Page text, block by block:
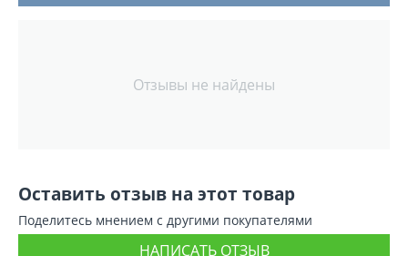
Отзывы не найдены
Оставить отзыв на этот товар
Поделитесь мнением с другими покупателями
НАПИСАТЬ ОТЗЫВ